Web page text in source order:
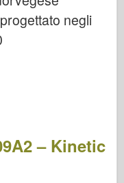
negli
– Kinetic